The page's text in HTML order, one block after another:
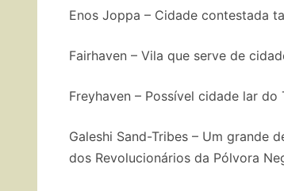
Enos Joppa – Cidade contestada
Fairhaven – Vila que serve de
Freyhaven – Possível cidade lar do
Galeshi Sand-Tribes – Um grande
dos Revolucionários da Pólvora